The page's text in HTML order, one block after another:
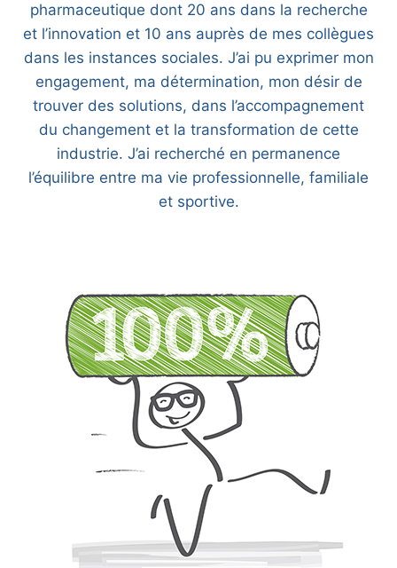
pharmaceutique dont 20 ans dans la recherche
et l’innovation et 10 ans auprès de mes collègues
dans les instances sociales. J’ai pu exprimer mon
engagement, ma détermination, mon désir de
trouver des solutions, dans l’accompagnement
du changement et la transformation de cette
industrie. J’ai recherché en permanence
l’équilibre entre ma vie professionnelle, familiale
et sportive.